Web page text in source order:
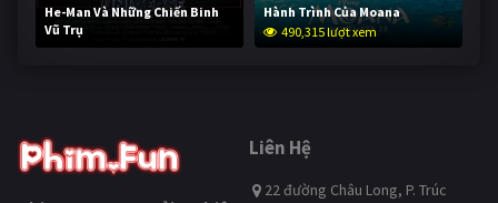
He-Man Và Những Chiến Binh
Vũ Trụ
238,957 lượt xem
Hành Trình Của Moana
490,315 lượt xem
Liên Hệ
22 đường Châu Long, P. Trúc